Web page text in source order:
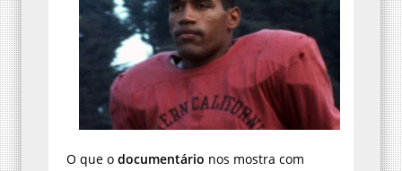
O que o documentário nos mostra com